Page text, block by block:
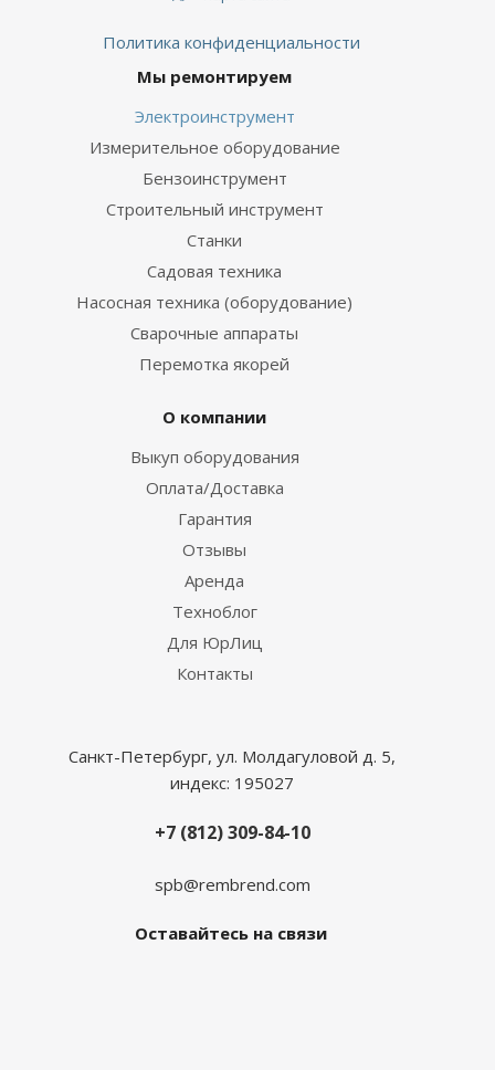
Политика конфиденциальности
Мы ремонтируем
Электроинструмент
Измерительное оборудование
Бензоинструмент
Строительный инструмент
Станки
Садовая техника
Насосная техника (оборудование)
Сварочные аппараты
Перемотка якорей
О компании
Выкуп оборудования
Оплата/Доставка
Гарантия
Отзывы
Аренда
Техноблог
Для ЮрЛиц
Контакты
Санкт-Петербург, ул. Молдагуловой д. 5,
индекс: 195027
+7 (812) 309-84-10
spb@rembrend.com
Оставайтесь на связи